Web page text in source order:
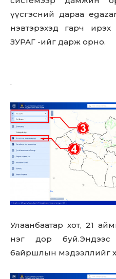
үүсгэсний дараа
нэвтэрэхэд гарч
ЗУРАГ -ийг дарж орно.
.
Улаанбаатар хот, 21
нэг дор буй.Эндээс
байршлын мэдээллийг